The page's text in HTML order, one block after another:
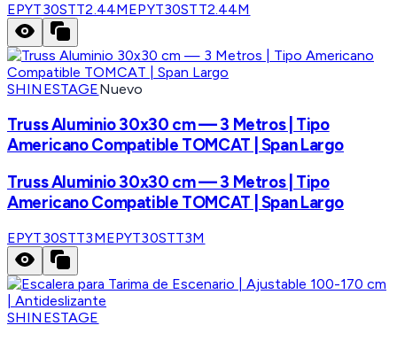
EPYT30STT2.44MEPYT30STT2.44M
SHINESTAGENuevo
Truss Aluminio 30x30 cm — 3 Metros | Tipo
Americano Compatible TOMCAT | Span Largo
Truss Aluminio 30x30 cm — 3 Metros | Tipo
Americano Compatible TOMCAT | Span Largo
EPYT30STT3MEPYT30STT3M
SHINESTAGE